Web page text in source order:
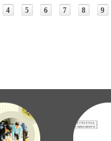
4 5 6 7 8 9